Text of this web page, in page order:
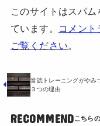
このサイトはスパ
ています。
コメン
ご覧ください。
音読トレーニングがやみ
３つの理由
RECOMMEND